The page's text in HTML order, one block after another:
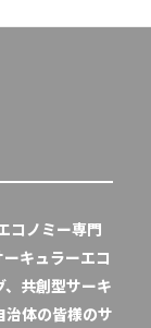
コノミー専門
キュラーエコ
、共創型サーキ
治体の皆様のサ